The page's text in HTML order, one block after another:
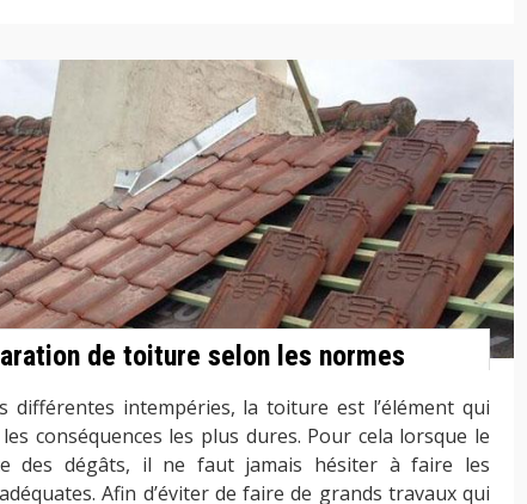
de toiture selon les normes
différentes intempéries, la toiture est l’élément qui
conséquences les plus dures. Pour cela lorsque le
des dégâts, il ne faut jamais hésiter à faire les
Afin d’éviter de faire de grands travaux qui